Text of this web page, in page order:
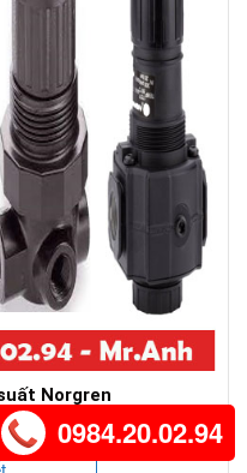
Norgren
0984.20.02.94